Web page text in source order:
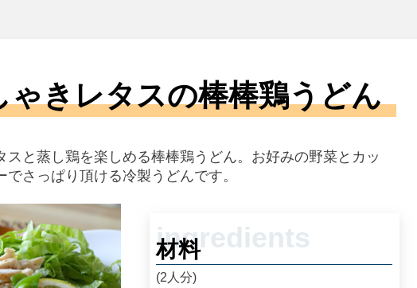
ゃきレタスの棒棒鶏うどん
スと蒸し鶏を楽しめる棒棒鶏うどん。お好みの野菜とカッ
でさっぱり頂ける冷製うどんです。
材料
(2人分)